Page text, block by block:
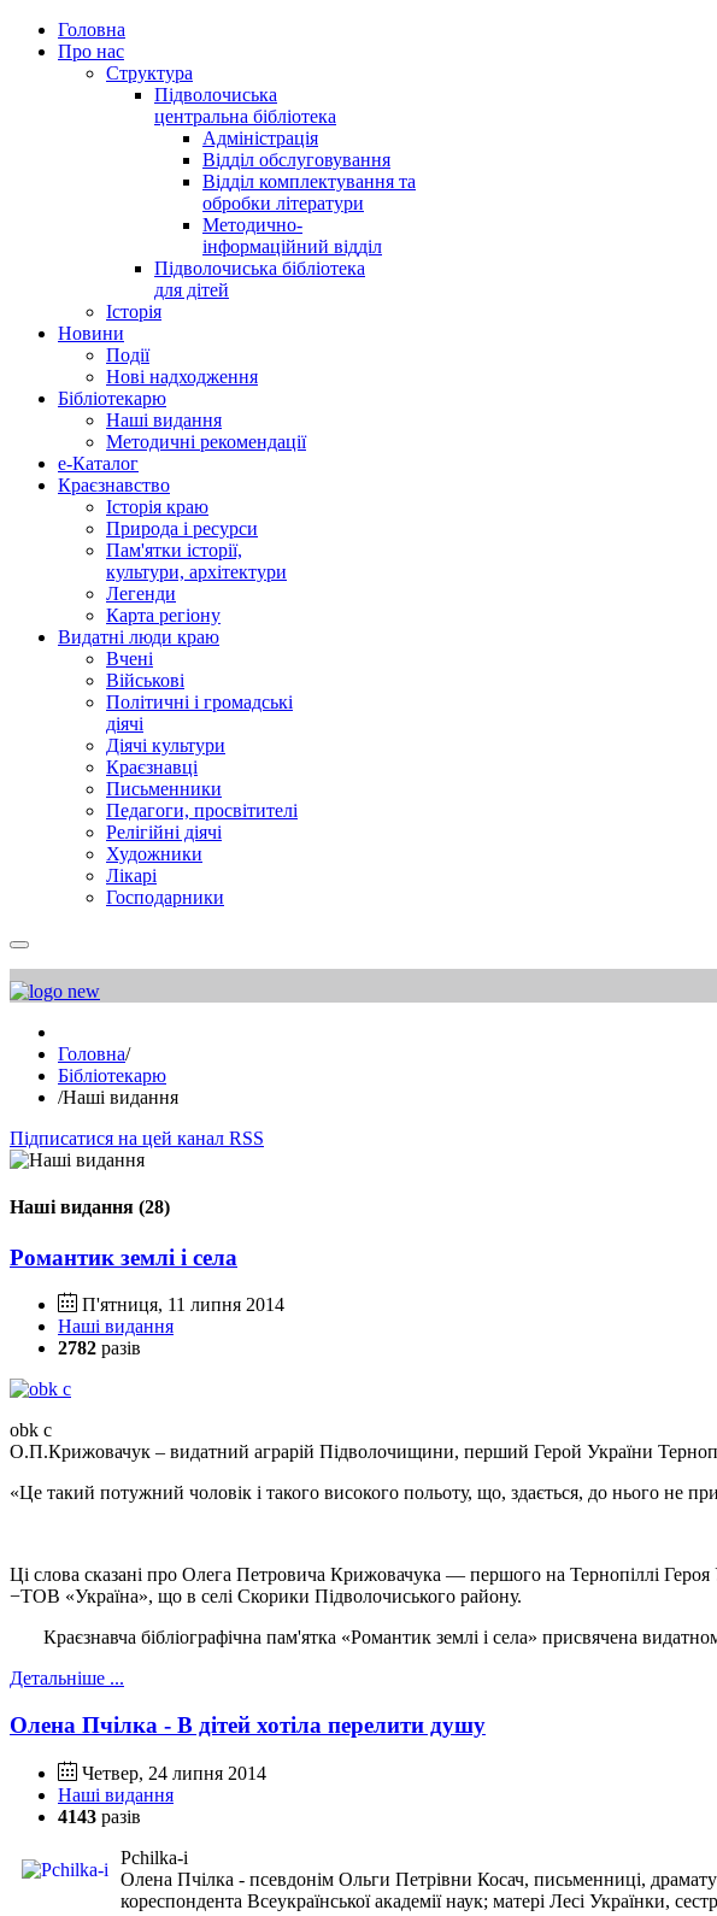
Головна
Про нас
Структура
Підволочиська
центральна бібліотека
Адміністрація
Відділ обслуговування
Відділ комплектування та
обробки літератури
Методично-
інформаційний відділ
Підволочиська бібліотека
для дітей
Історія
Новини
Події
Нові надходження
Бібліотекарю
Наші видання
Методичні рекомендації
e-Каталог
Краєзнавство
Історія краю
Природа і ресурси
Пам'ятки історії,
культури, архітектури
Легенди
Карта регіону
Видатні люди краю
Вчені
Військові
Політичні і громадські
діячі
Діячі культури
Краєзнавці
Письменники
Педагоги, просвітителі
Релігійні діячі
Художники
Лікарі
Господарники
Головна/
Бібліотекарю
/Наші видання
Підписатися на цей канал RSS
Наші видання (28)
Романтик землі і села
П'ятниця, 11 липня 2014
Наші видання
2782 разів
obk c
О.П.Крижовачук – видатний аграрій Підволочищини, перший Герой України
«Це такий потужний чоловік і такого високого польоту, що, здається, до нього не
Ці слова сказані про Олега Петровича Крижовачука — першого на Тернопіллі Героя
−ТОВ «Україна», що в селі Скорики Підволочиського району.
Краєзнавча бібліографічна пам'ятка «Романтик землі і села» присвячена
Детальніше ...
Олена Пчілка - В дітей хотіла перелити душу
Четвер, 24 липня 2014
Наші видання
4143 разів
Pchilka-i
Олена Пчілка - псевдонім Ольги Петрівни Косач, письменниці,
кореспондента Всеукраїнської академії наук; матері Лесі Українки,